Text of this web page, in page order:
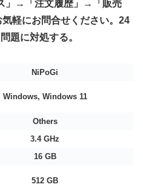
」→「注文履歴」→「販売
軽にお問合せください。24
題に対処する。
NiPoGi
Windows, Windows 11
Others
3.4 GHz
16 GB
512 GB